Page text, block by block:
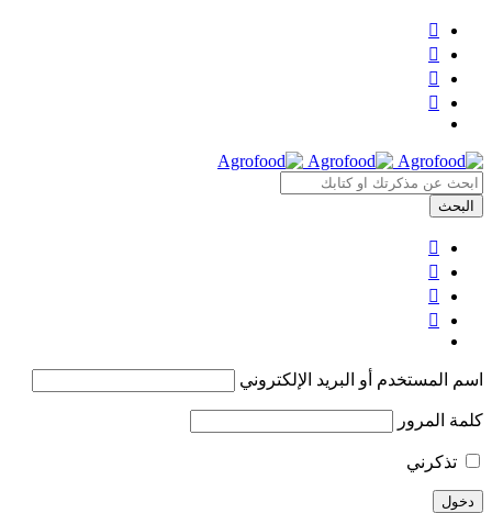
اسم المستخدم أو البريد الإلكتروني
كلمة المرور
تذكرني